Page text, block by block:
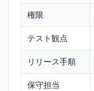
権限
テスト観点
リリース手順
保守担当